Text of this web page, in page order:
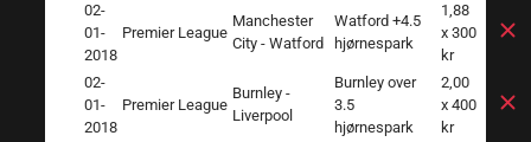
02-
01-
2018
Premier League
Manchester
City - Watford
Watford +4.5
hjørnespark
1,88
x 300
kr
02-
01-
2018
Premier League
Burnley -
Liverpool
Burnley over
3.5
hjørnespark
2,00
x 400
kr